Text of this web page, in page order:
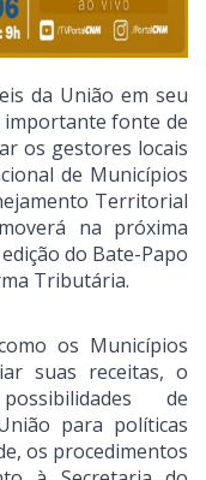
da União em seu
fonte de
os gestores locais
de Municípios
Territorial
na próxima
do Bate-Papo
Tributária.
os Municípios
suas receitas, o
de
para políticas
os procedimentos